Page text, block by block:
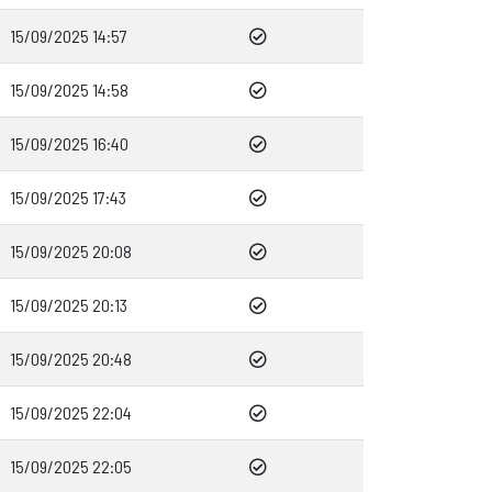
15/09/2025 14:57
15/09/2025 14:58
15/09/2025 16:40
15/09/2025 17:43
15/09/2025 20:08
15/09/2025 20:13
15/09/2025 20:48
15/09/2025 22:04
15/09/2025 22:05